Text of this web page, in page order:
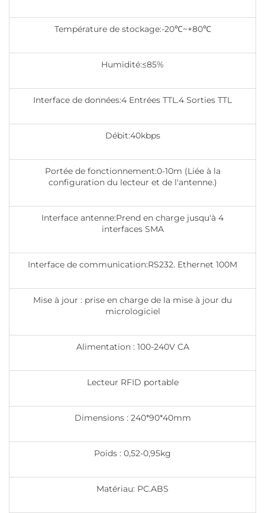
Température de stockage:-20℃~+80℃
Humidité:≤85%
Interface de données:4 Entrées TTL.4 Sorties TTL
Débit:40kbps
Portée de fonctionnement:0-10m (Liée à la
configuration du lecteur et de l'antenne.)
Interface antenne:Prend en charge jusqu'à 4
interfaces SMA
Interface de communication:RS232. Ethernet 100M
Mise à jour : prise en charge de la mise à jour du
micrologiciel
Alimentation : 100-240V CA
Lecteur RFID portable
Dimensions : 240*90*40mm
Poids : 0,52-0,95kg
Matériau: PC.ABS